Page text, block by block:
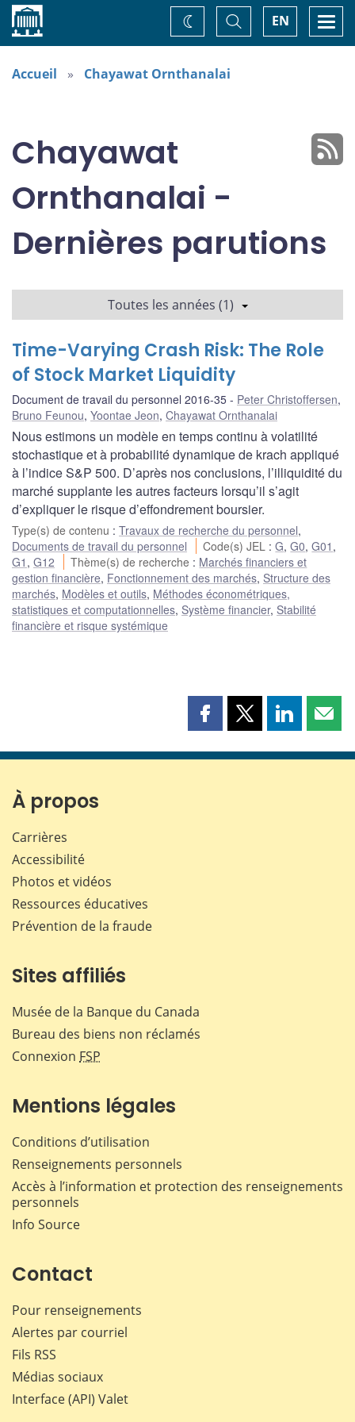
Accueil EN
Basculer
la
recherche
Changez
de
thème
Accueil Chayawat Ornthanalai
Chayawat
Ornthanalai -
Dernières parutions
Toutes les années (1)
Time-Varying Crash Risk: The Role
of Stock Market Liquidity
Document de travail du personnel 2016-35 Peter Christoffersen,
Bruno Feunou, Yoontae Jeon, Chayawat Ornthanalai
Nous estimons un modèle en temps continu à volatilité
stochastique et à probabilité dynamique de krach appliqué
à l’indice S&P 500. D’après nos conclusions, l’illiquidité du
marché supplante les autres facteurs lorsqu’il s’agit
d’expliquer le risque d’effondrement boursier.
Type(s) de contenu : Travaux de recherche du personnel,
Documents de travail du personnel
Code(s) JEL :G,G0,G01 ,
G1 , G12 Thème(s) de recherche : Marchés financiers et
gestion financière, Fonctionnement des marchés, Structure des
marchés, Modèles et outils, Méthodes économétriques,
statistiques et computationnelles, Système financier, Stabilité
financière et risque systémique
Partager
page
Partager
page
Partager
page page
À propos
Carrières
Accessibilité
Photos et vidéos
Ressources éducatives
Prévention de la fraude
Sites affiliés
Musée de la Banque du Canada
Bureau des biens non réclamés
Connexion FSP
Mentions légales
Conditions d’utilisation
Renseignements personnels
Accès à l’information et protection des renseignements
personnels
Info Source
Contact
Pour renseignements
Alertes par courriel
Fils RSS
Médias sociaux
Interface (API) Valet